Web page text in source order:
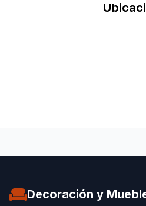
Decoración y